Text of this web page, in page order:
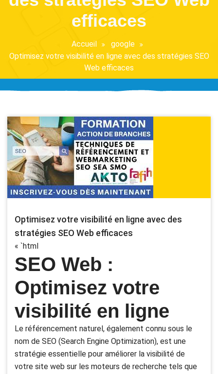
efficaces
Accueil
google
Optimisez votre visibilité en ligne avec des stratégies SEO
Web efficaces
Optimisez votre visibilité en ligne avec des
stratégies SEO Web efficaces
« `html
SEO Web :
Optimisez votre
visibilité en ligne
Le référencement naturel, également connu sous le
nom de SEO (Search Engine Optimization), est une
stratégie essentielle pour améliorer la visibilité de
votre site web sur les moteurs de recherche tels que